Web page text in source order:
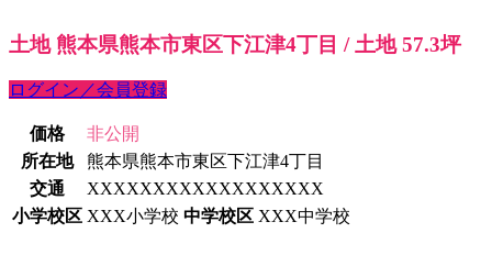
土地 熊本県熊本市東区下江津4丁目 / 土地 57.3坪
ログイン／会員登録
価格
非公開
所在地
熊本県熊本市東区下江津4丁目
交通
XXXXXXXXXXXXXXXXXX
小学校区 XXX小学校 中学校区 XXX中学校